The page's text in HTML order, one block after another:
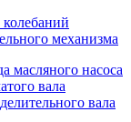
механизма
масляного насоса
вала
вала